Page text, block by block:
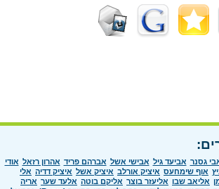
גסנר אביעד גיל אבישי אשל אברהם פריד אהרון רזאל אודי
אוף שימחעס איציק אורלב איציק אשל איציק דדיה אלי
אליאב שבו אליעזר בוצר אליקם בוטה אלעד שער אריה